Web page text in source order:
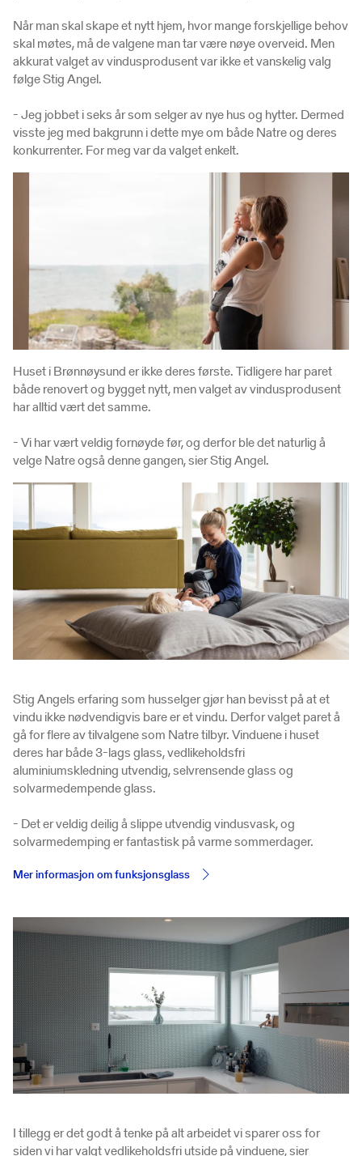
Når man skal skape et nytt hjem, hvor mange forskjellige behov
skal møtes, må de valgene man tar være nøye overveid. Men
akkurat valget av vindusprodusent var ikke et vanskelig valg
følge Stig Angel.
- Jeg jobbet i seks år som selger av nye hus og hytter. Dermed
visste jeg med bakgrunn i dette mye om både Natre og deres
konkurrenter. For meg var da valget enkelt.
Huset i Brønnøysund er ikke deres første. Tidligere har paret
både renovert og bygget nytt, men valget av vindusprodusent
har alltid vært det samme.
- Vi har vært veldig fornøyde før, og derfor ble det naturlig å
velge Natre også denne gangen, sier Stig Angel.
Stig Angels erfaring som husselger gjør han bevisst på at et
vindu ikke nødvendigvis bare er et vindu. Derfor valget paret å
gå for flere av tilvalgene som Natre tilbyr. Vinduene i huset
deres har både 3-lags glass, vedlikeholdsfri
aluminiumskledning utvendig, selvrensende glass og
solvarmedempende glass.
- Det er veldig deilig å slippe utvendig vindusvask, og
solvarmedemping er fantastisk på varme sommerdager.
Mer informasjon om funksjonsglass
I tillegg er det godt å tenke på alt arbeidet vi sparer oss for
siden vi har valgt vedlikeholdsfri utside på vinduene, sier